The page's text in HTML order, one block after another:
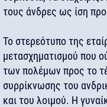
τους άνδρες ως ίση
Το στερεότυπο της
μετασχηματισμού που
των πολέμων προς το
συρρίκνωσης του
και του λοιμού. Η